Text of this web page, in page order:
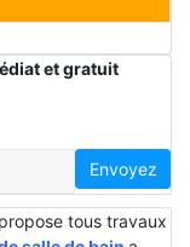
et gratuit
Envoyez
tous travaux